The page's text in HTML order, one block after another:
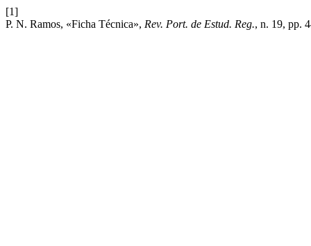
[1]
P. N. Ramos, «Ficha Técnica», Rev. Port. de Estud. Reg., n. 19, pp.